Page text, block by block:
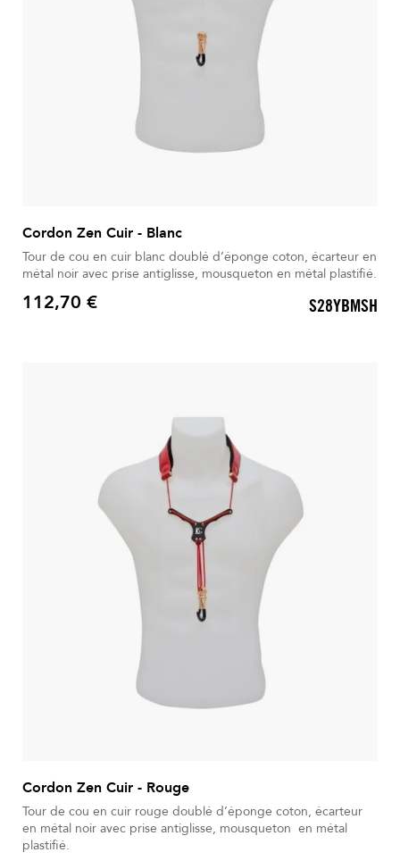
Cordon Zen Cuir - Blanc
Tour de cou en cuir blanc doublé d’éponge coton, écarteur en
métal noir avec prise antiglisse, mousqueton en métal plastifié.
Prix
112,70 € S28YBMSH
Cordon Zen Cuir - Rouge
Tour de cou en cuir rouge doublé d’éponge coton, écarteur
en métal noir avec prise antiglisse, mousqueton en métal
plastifié.